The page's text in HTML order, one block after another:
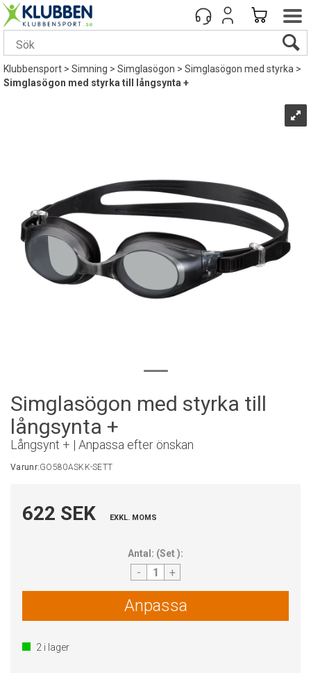
Klubbensport>Simning>Simglasögon>Simglasögon med styrka>
Simglasögon med styrka till långsynta +
Simglasögon med styrka till
långsynta +
Långsynt + | Anpassa efter önskan
Varunr:GO580ASKK-SETT
622 SEK EXKL. MOMS
Antal: (Set):
- +
Anpassa
2 i lager